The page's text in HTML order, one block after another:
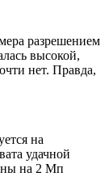
разрешением
высокой,
нет. Правда,
на
удачной
на 2 Мп